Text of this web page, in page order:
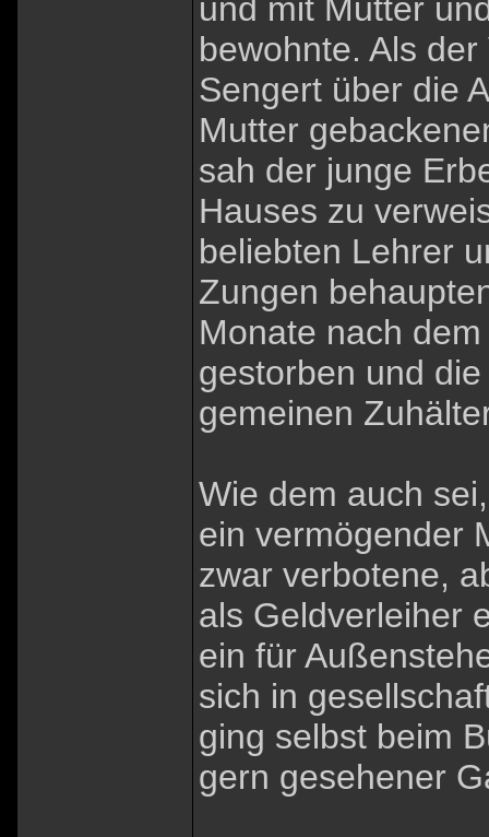
und mit Mutter
bewohnte. Als
Sengert über die
Mutter
sah der junge
Hauses zu
beliebten Lehrer
Zungen
Monate nach
gestorben und
gemeinen
Wie dem auch
ein vermögender
zwar verbotene,
als Geldverleiher
ein für
sich in
ging selbst beim
gern gesehener